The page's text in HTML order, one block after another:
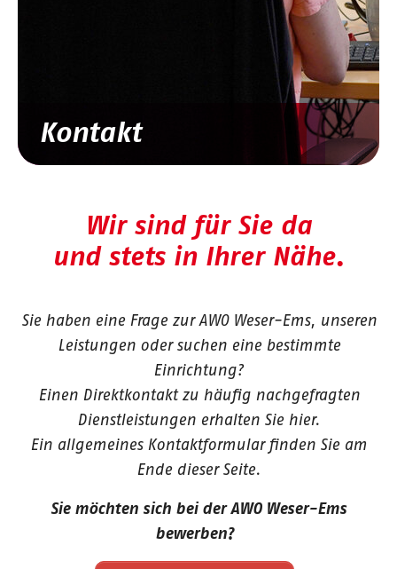
Kontakt
Wir sind für Sie da
und stets in Ihrer Nähe.
Sie haben eine Frage zur AWO Weser-Ems, unseren
Leistungen oder suchen eine bestimmte
Einrichtung?
Einen Direktkontakt zu häufig nachgefragten
Dienstleistungen erhalten Sie hier.
Ein allgemeines Kontaktformular finden Sie am
Ende dieser Seite.
Sie möchten sich bei der AWO Weser-Ems
bewerben?